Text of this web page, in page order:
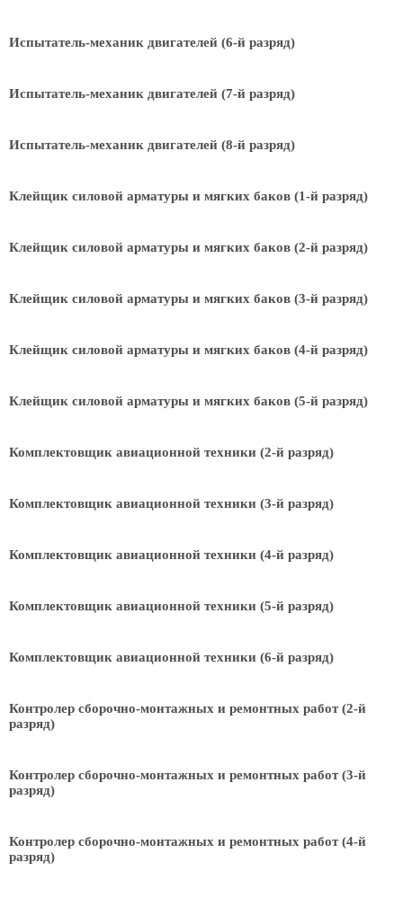
Испытатель-механик двигателей (6-й разряд)
Испытатель-механик двигателей (7-й разряд)
Испытатель-механик двигателей (8-й разряд)
Клейщик силовой арматуры и мягких баков (1-й разряд)
Клейщик силовой арматуры и мягких баков (2-й разряд)
Клейщик силовой арматуры и мягких баков (3-й разряд)
Клейщик силовой арматуры и мягких баков (4-й разряд)
Клейщик силовой арматуры и мягких баков (5-й разряд)
Комплектовщик авиационной техники (2-й разряд)
Комплектовщик авиационной техники (3-й разряд)
Комплектовщик авиационной техники (4-й разряд)
Комплектовщик авиационной техники (5-й разряд)
Комплектовщик авиационной техники (6-й разряд)
Контролер сборочно-монтажных и ремонтных работ (2-й
разряд)
Контролер сборочно-монтажных и ремонтных работ (3-й
разряд)
Контролер сборочно-монтажных и ремонтных работ (4-й
разряд)